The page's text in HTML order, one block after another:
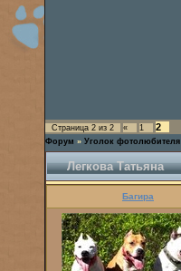
Страница 2 из 2 « 1 2
Форум » Уголок фотолюбителя
Легкова Татьяна
Багира